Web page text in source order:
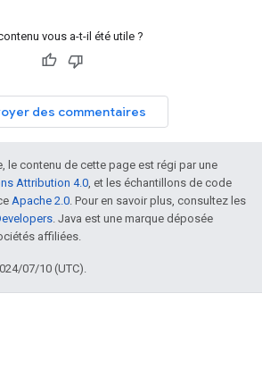
vous a-t-il été utile ?
des commentaires
le contenu de cette page est régi par une
Attribution 4.0, et les échantillons de code
Apache 2.0. Pour en savoir plus, consultez les
. Java est une marque déposée
affiliées.
07/10 (UTC).